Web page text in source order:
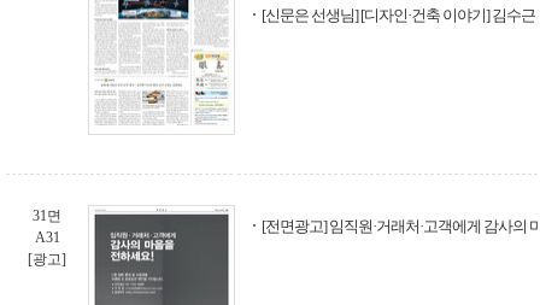
[신문은 선생님] [디자인·건축 이야기] 김수근
31면
A31
[광고]
[전면광고] 임직원·거래처·고객에게 감사의